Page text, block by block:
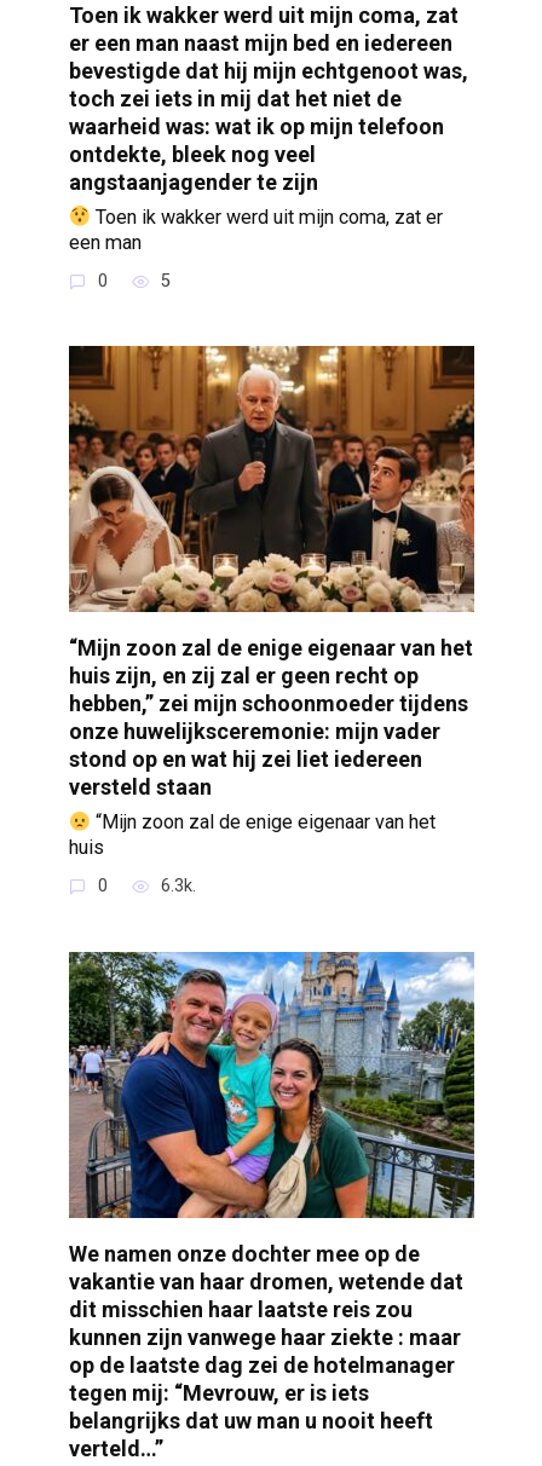
Toen ik wakker werd uit mijn coma, zat
er een man naast mijn bed en iedereen
bevestigde dat hij mijn echtgenoot was,
toch zei iets in mij dat het niet de
waarheid was: wat ik op mijn telefoon
ontdekte, bleek nog veel
angstaanjagender te zijn
Toen ik wakker werd uit mijn coma, zat er
een man
0 5
“Mijn zoon zal de enige eigenaar van het
huis zijn, en zij zal er geen recht op
hebben,” zei mijn schoonmoeder tijdens
onze huwelijksceremonie: mijn vader
stond op en wat hij zei liet iedereen
versteld staan
“Mijn zoon zal de enige eigenaar van het
huis
0 6.3k.
We namen onze dochter mee op de
vakantie van haar dromen, wetende dat
dit misschien haar laatste reis zou
kunnen zijn vanwege haar ziekte : maar
op de laatste dag zei de hotelmanager
tegen mij: “Mevrouw, er is iets
belangrijks dat uw man u nooit heeft
verteld…”